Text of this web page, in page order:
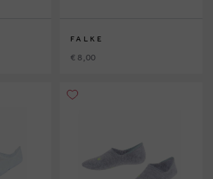
FALKE
€ 8,00